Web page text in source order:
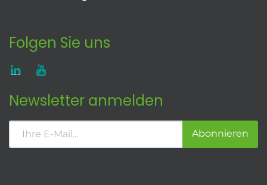
Folgen Sie uns
Newsletter anmelden
Abonnieren